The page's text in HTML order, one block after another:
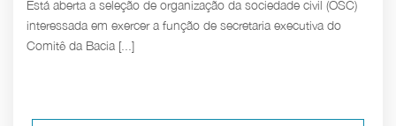
Está aberta a seleção de organização da sociedade civil (OSC)
interessada em exercer a função de secretaria executiva do
Comitê da Bacia [...]